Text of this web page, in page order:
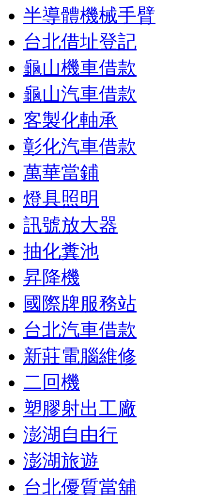
半導體機械手臂
台北借址登記
龜山機車借款
龜山汽車借款
客製化軸承
彰化汽車借款
萬華當鋪
燈具照明
訊號放大器
抽化糞池
昇降機
國際牌服務站
台北汽車借款
新莊電腦維修
二回機
塑膠射出工廠
澎湖自由行
澎湖旅遊
台北優質當舖